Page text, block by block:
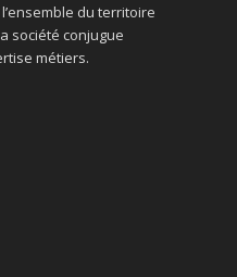
du territoire
société conjugue
métiers.